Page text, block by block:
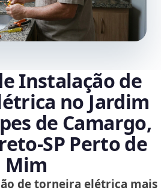
Instalação de
no Jardim
de Camargo,
Perto de
Mim
de torneira elétrica mais